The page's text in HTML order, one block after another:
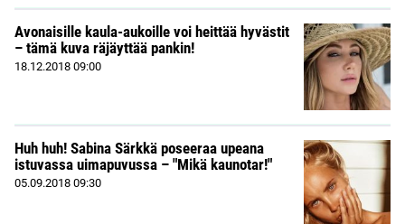
Avonaisille kaula-aukoille voi heittää hyvästit
– tämä kuva räjäyttää pankin!
18.12.2018 09:00
Huh huh! Sabina Särkkä poseeraa upeana
istuvassa uimapuvussa – "Mikä kaunotar!"
05.09.2018 09:30